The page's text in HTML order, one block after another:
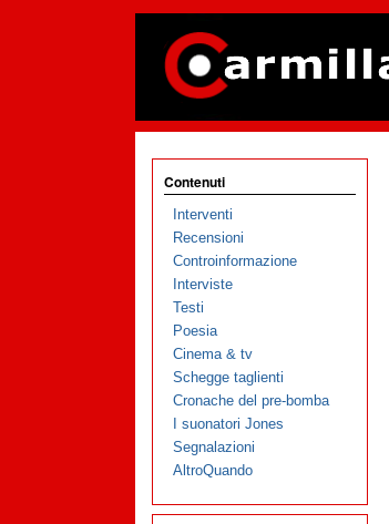
Contenuti
Interventi
Recensioni
Controinformazione
Interviste
Testi
Poesia
Cinema & tv
Schegge taglienti
Cronache del pre-bomba
I suonatori Jones
Segnalazioni
AltroQuando